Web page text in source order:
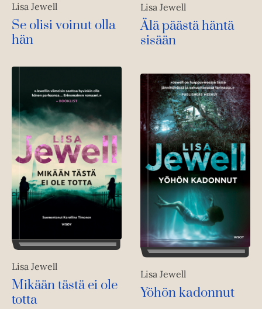
Lisa Jewell
Se olisi voinut olla
hän
Lisa Jewell
Älä päästä häntä
sisään
Lisa Jewell
Mikään tästä ei ole
totta
Lisa Jewell
Yöhön kadonnut